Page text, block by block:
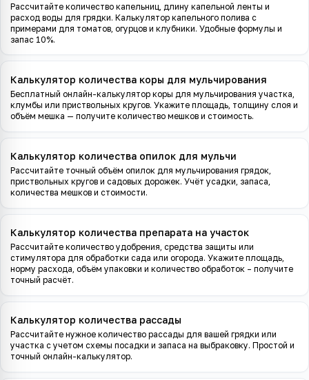
Рассчитайте количество капельниц, длину капельной ленты и
расход воды для грядки. Калькулятор капельного полива с
примерами для томатов, огурцов и клубники. Удобные формулы и
запас 10%.
Калькулятор количества коры для мульчирования
Бесплатный онлайн-калькулятор коры для мульчирования участка,
клумбы или приствольных кругов. Укажите площадь, толщину слоя и
объём мешка — получите количество мешков и стоимость.
Калькулятор количества опилок для мульчи
Рассчитайте точный объём опилок для мульчирования грядок,
приствольных кругов и садовых дорожек. Учёт усадки, запаса,
количества мешков и стоимости.
Калькулятор количества препарата на участок
Рассчитайте количество удобрения, средства защиты или
стимулятора для обработки сада или огорода. Укажите площадь,
норму расхода, объём упаковки и количество обработок – получите
точный расчёт.
Калькулятор количества рассады
Рассчитайте нужное количество рассады для вашей грядки или
участка с учетом схемы посадки и запаса на выбраковку. Простой и
точный онлайн-калькулятор.